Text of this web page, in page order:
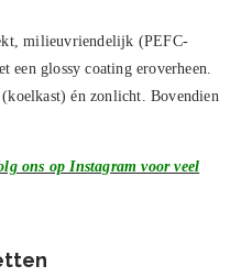
milieuvriendelijk (PEFC-
glossy coating eroverheen.
én zonlicht. Bovendien
ons op Instagram voor veel